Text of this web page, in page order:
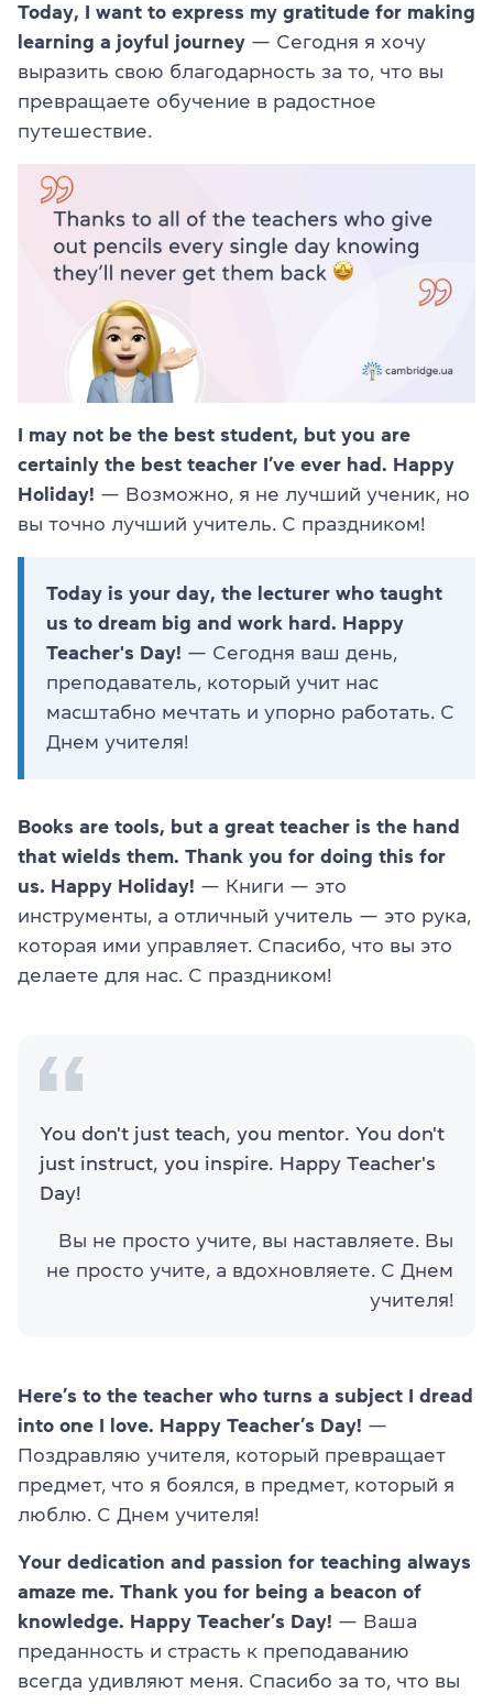
Today, I want to express my gratitude for making
learning a joyful journey — Сегодня я хочу
выразить свою благодарность за то, что вы
превращаете обучение в радостное
путешествие.
I may not be the best student, but you are
certainly the best teacher I’ve ever had. Happy
Holiday! — Возможно, я не лучший ученик, но
вы точно лучший учитель. С праздником!
Today is your day, the lecturer who taught
us to dream big and work hard. Happy
Teacher's Day! — Сегодня ваш день,
преподаватель, который учит нас
масштабно мечтать и упорно работать. С
Днем учителя!
Books are tools, but a great teacher is the hand
that wields them. Thank you for doing this for
us. Happy Holiday! — Книги — это
инструменты, а отличный учитель — это рука,
которая ими управляет. Спасибо, что вы это
делаете для нас. С праздником!
You don't just teach, you mentor. You don't
just instruct, you inspire. Happy Teacher's
Day!
Вы не просто учите, вы наставляете. Вы
не просто учите, а вдохновляете. С Днем
учителя!
Here’s to the teacher who turns a subject I dread
into one I love. Happy Teacher’s Day! —
Поздравляю учителя, который превращает
предмет, что я боялся, в предмет, который я
люблю. С Днем учителя!
Your dedication and passion for teaching always
amaze me. Thank you for being a beacon of
knowledge. Happy Teacher’s Day! — Ваша
преданность и страсть к преподаванию
всегда удивляют меня. Спасибо за то, что вы